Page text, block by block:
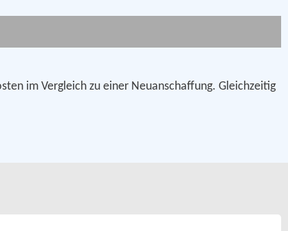
im Vergleich zu einer Neuanschaffung. Gleichzeitig